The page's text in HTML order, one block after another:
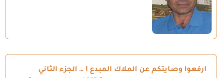
ارفعوا وصايتكم عن الملاك المبدع ! … الجزء الثاني